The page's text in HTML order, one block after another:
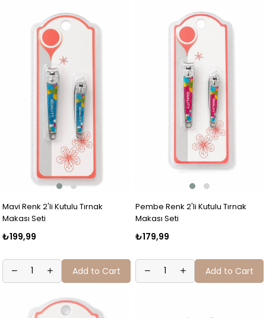
Mavi Renk 2'li Kutulu Tırnak
Makası Seti
₺199,99
Add to Cart
Pembe Renk 2'li Kutulu Tırnak
Makası Seti
₺179,99
Add to Cart